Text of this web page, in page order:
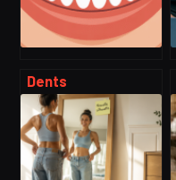
Dents
numérotation : le
guide clair pour
comprendre le
schéma dentaire